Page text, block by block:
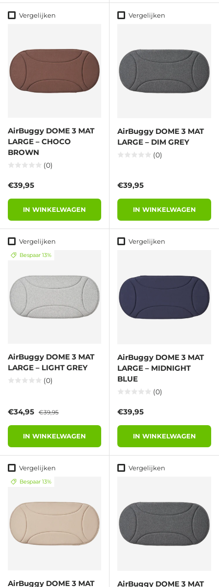
Vergelijken
AirBuggy DOME 3 MAT
LARGE – CHOCO
BROWN
(0)
Reguliere prijs
€39,95
IN WINKELWAGEN
Vergelijken
AirBuggy DOME 3 MAT
LARGE – DIM GREY
(0)
Reguliere prijs
€39,95
IN WINKELWAGEN
Vergelijken
Bespaar 13%
AirBuggy DOME 3 MAT
LARGE – LIGHT GREY
(0)
Verkoopprijs
€34,95 Reguliere prijs
€39,95
IN WINKELWAGEN
Vergelijken
AirBuggy DOME 3 MAT
LARGE – MIDNIGHT
BLUE
(0)
Reguliere prijs
€39,95
IN WINKELWAGEN
Vergelijken
Bespaar 13%
AirBuggy DOME 3 MAT
Vergelijken
AirBuggy DOME 3 MAT